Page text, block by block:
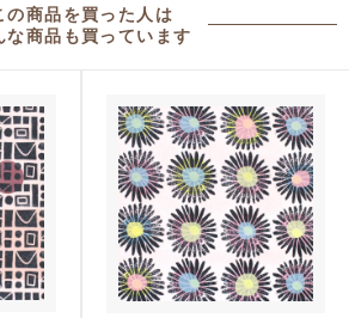
の商品を買った人は
な商品も買っています